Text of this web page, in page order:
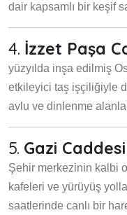
dair kapsamlı bir keşif
4. İzzet Paşa
yüzyılda inşa edilmiş
etkileyici taş işçiliğiyle
avlu ve dinlenme
5. Gazi Caddesi
Şehir merkezinin kalbi
kafeleri ve yürüyüş
saatlerinde canlı bir